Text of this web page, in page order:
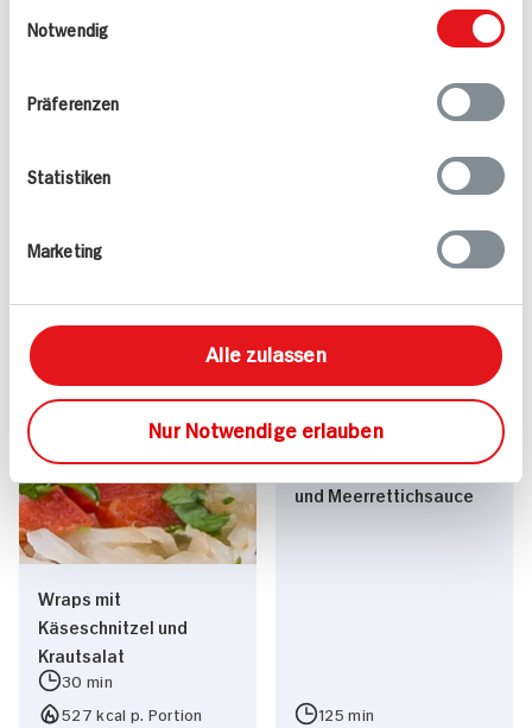
bereitgestellt haben oder die sie im Rahmen
Notwendig
Präferenzen
Statistiken
Marketing
Alle zulassen
Nur Notwendige erlauben
Meerrettich und
145 min
Salat von Garnelen und
Zuckerschoten für 2
Wraps mit
Käseschnitzel und
Krautsalat
30 min
527 kcal p. Portion
Gorgonzola-
Kartoffelpüree dazu
pikante Zuckerschoten
und Meerrettichsauce
125 min